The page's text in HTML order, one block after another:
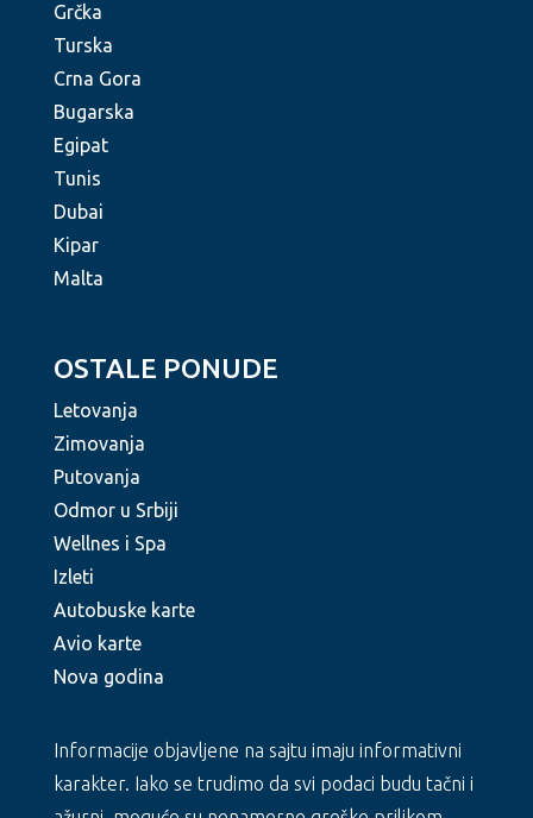
Grčka
Turska
Crna Gora
Bugarska
Egipat
Tunis
Dubai
Kipar
Malta
OSTALE PONUDE
Letovanja
Zimovanja
Putovanja
Odmor u Srbiji
Wellnes i Spa
Izleti
Autobuske karte
Avio karte
Nova godina
Informacije objavljene na sajtu imaju informativni
karakter. Iako se trudimo da svi podaci budu tačni i